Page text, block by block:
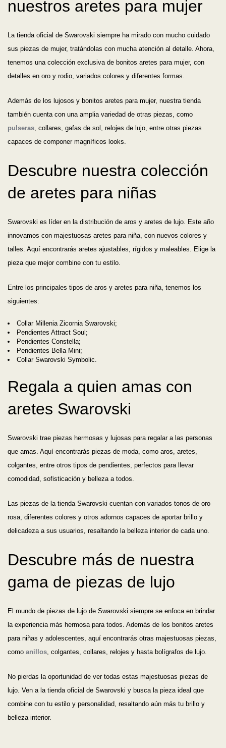
nuestros aretes para mujer
La tienda oficial de Swarovski siempre ha mirado con mucho cuidado
sus piezas de mujer, tratándolas con mucha atención al detalle. Ahora,
tenemos una colección exclusiva de bonitos aretes para mujer, con
detalles en oro y rodio, variados colores y diferentes formas.
Además de los lujosos y bonitos aretes para mujer, nuestra tienda
también cuenta con una amplia variedad de otras piezas, como
pulseras , collares, gafas de sol, relojes de lujo, entre otras piezas
capaces de componer magníficos looks.
Descubre nuestra colección
de aretes para niñas
Swarovski es líder en la distribución de aros y aretes de lujo. Este año
innovamos con majestuosas aretes para niña, con nuevos colores y
talles. Aquí encontrarás aretes ajustables, rígidos y maleables. Elige la
pieza que mejor combine con tu estilo.
Entre los principales tipos de aros y aretes para niña, tenemos los
siguientes:
Collar Millenia Zicornia Swarovski;
Pendientes Attract Soul;
Pendientes Constella;
Pendientes Bella Mini;
Collar Swarovski Symbolic.
Regala a quien amas con
aretes Swarovski
Swarovski trae piezas hermosas y lujosas para regalar a las personas
que amas. Aquí encontrarás piezas de moda, como aros, aretes,
colgantes, entre otros tipos de pendientes, perfectos para llevar
comodidad, sofisticación y belleza a todos.
Las piezas de la tienda Swarovski cuentan con variados tonos de oro
rosa, diferentes colores y otros adornos capaces de aportar brillo y
delicadeza a sus usuarios, resaltando la belleza interior de cada uno.
Descubre más de nuestra
gama de piezas de lujo
El mundo de piezas de lujo de Swarovski siempre se enfoca en brindar
la experiencia más hermosa para todos. Además de los bonitos aretes
para niñas y adolescentes, aquí encontrarás otras majestuosas piezas,
como anillos , colgantes, collares, relojes y hasta bolígrafos de lujo.
No pierdas la oportunidad de ver todas estas majestuosas piezas de
lujo. Ven a la tienda oficial de Swarovski y busca la pieza ideal que
combine con tu estilo y personalidad, resaltando aún más tu brillo y
belleza interior.